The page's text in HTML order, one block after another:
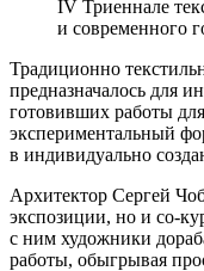
IV Триеннале
и современного
Традиционно
предназначалось для
готовивших работы
экспериментальный
в индивидуально
Архитектор Сергей
экспозиции, но и со-
с ним художники
работы, обыгрывая